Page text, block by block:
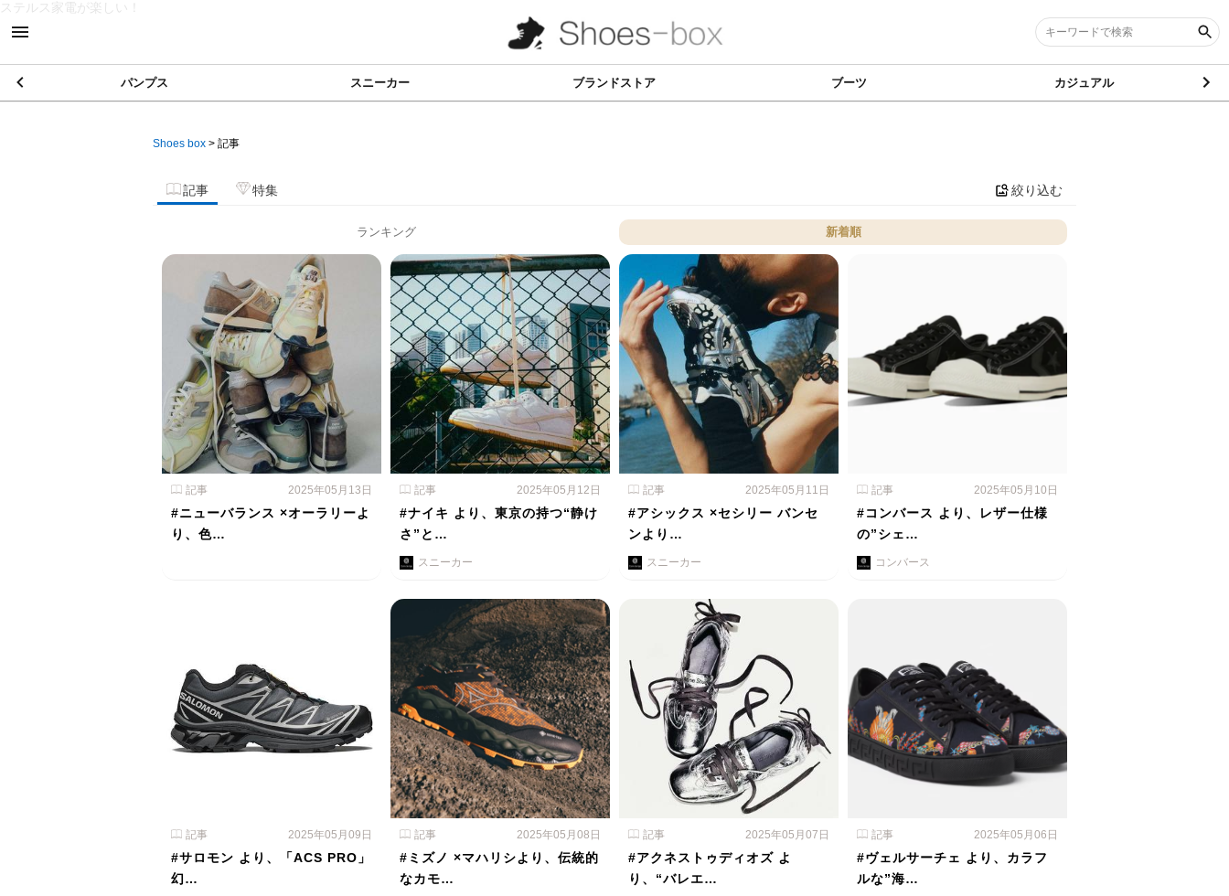
ステルス家電が楽しい！
パンプス スニーカー ブランドストア ブーツ カジュアル
Shoes box > 記事
記事 特集 絞り込む
ランキング 新着順
記事 2025年05月13日
#ニューバランス ×オーラリーよ
り、色…
記事 2025年05月12日
#ナイキ より、東京の持つ“静け
さ”と…
スニーカー
記事 2025年05月11日
#アシックス ×セシリー バンセ
ンより…
スニーカー
記事 2025年05月10日
#コンバース より、レザー仕様
の”シェ…
コンバース
記事 2025年05月09日
#サロモン より、「ACS PRO」
幻…
記事 2025年05月08日
#ミズノ ×マハリシより、伝統的
なカモ…
記事 2025年05月07日
#アクネストゥディオズ よ
り、“バレエ…
記事 2025年05月06日
#ヴェルサーチェ より、カラフ
ルな”海…